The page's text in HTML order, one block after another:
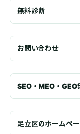
無料診断
お問い合わせ
SEO・MEO・GEO
足立区のホームペ